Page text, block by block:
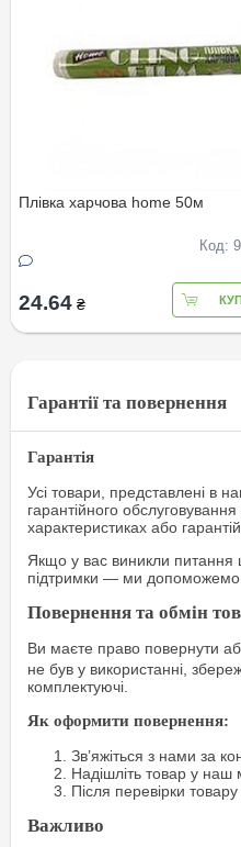
Плівка харчова home 50м
Код:
24.64 ₴
Гарантії та повернення
Гарантія
Усі товари, представлені в
гарантійного
характеристиках або
Якщо у вас виникли питання
підтримки — ми допоможемо
Повернення та обмін
Ви маєте право повернути
не був у використанні,
комплектуючі.
Як оформити повернення:
Зв’яжіться з нами за
Надішліть товар у наш
Після перевірки
Важливо